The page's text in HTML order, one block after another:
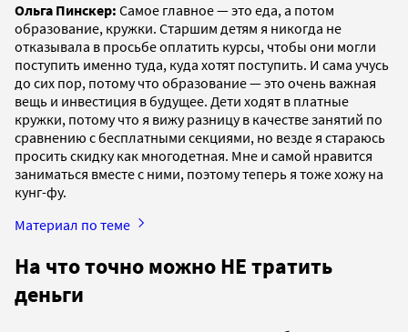
Ольга Пинскер: Самое главное — это еда, а потом
образование, кружки. Старшим детям я никогда не
отказывала в просьбе оплатить курсы, чтобы они могли
поступить именно туда, куда хотят поступить. И сама учусь
до сих пор, потому что образование — это очень важная
вещь и инвестиция в будущее. Дети ходят в платные
кружки, потому что я вижу разницу в качестве занятий по
сравнению с бесплатными секциями, но везде я стараюсь
просить скидку как многодетная. Мне и самой нравится
заниматься вместе с ними, поэтому теперь я тоже хожу на
кунг-фу.
Материал по теме
На что точно можно НЕ тратить
деньги